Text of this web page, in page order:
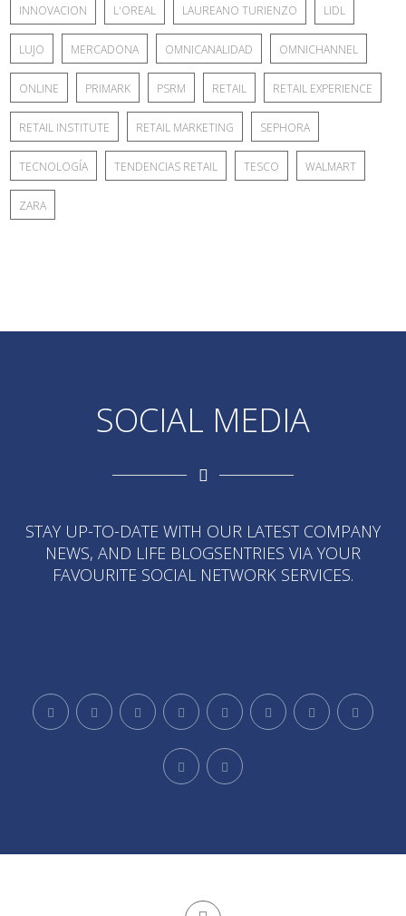
INNOVACION L'OREAL LAUREANO TURIENZO LIDL
LUJO MERCADONA OMNICANALIDAD OMNICHANNEL
ONLINE PRIMARK PSRM RETAIL RETAIL EXPERIENCE
RETAIL INSTITUTE RETAIL MARKETING SEPHORA
TECNOLOGÍA TENDENCIAS RETAIL TESCO WALMART
ZARA
SOCIAL MEDIA
STAY UP-TO-DATE WITH OUR LATEST COMPANY
NEWS, AND LIFE BLOGSENTRIES VIA YOUR
FAVOURITE SOCIAL NETWORK SERVICES.